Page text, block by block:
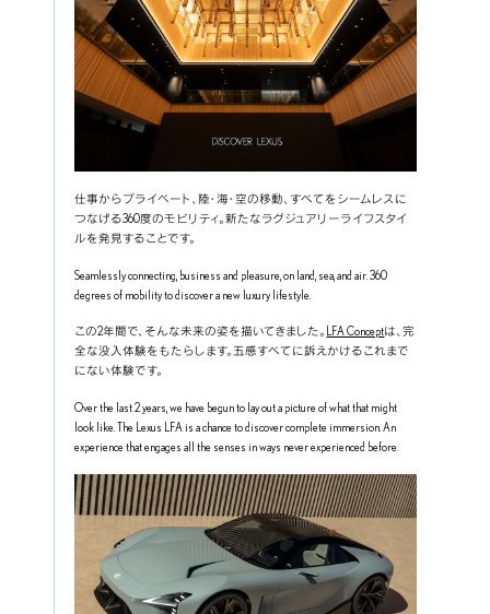
仕事からプライベート、陸・海・空の移動、すべてをシームレスに
つなげる360度のモビリティ。新たなラグジュアリーライフスタイ
ルを発見することです。
Seamlessly connecting, business and pleasure, on land, sea, and air. 360
degrees of mobility to discover a new luxury lifestyle.
この2年間で、そんな未来の姿を描いてきました。 LFA Conceptは、完
全な没入体験をもたらします。五感すべてに訴えかけるこれまで
にない体験です。
Over the last 2 years, we have begun to lay out a picture of what that might
look like. The Lexus LFA is a chance to discover complete immersion. An
experience that engages all the senses in ways never experienced before.